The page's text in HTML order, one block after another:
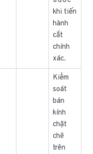
khi tiến
hành
cắt
chính
xác.
Kiểm
soát
bán
kính
chặt
chẽ
trên